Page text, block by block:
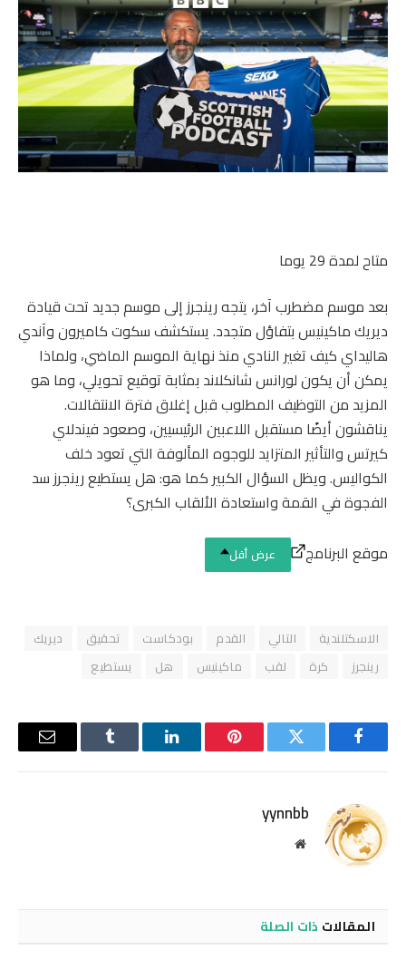
متاح لمدة 29 يوما
بعد موسم مضطرب آخر، يتجه رينجرز إلى موسم جديد تحت قيادة
ديريك ماكينيس بتفاؤل متجدد. يستكشف سكوت كاميرون وآندي
هاليداي كيف تغير النادي منذ نهاية الموسم الماضي، ولماذا
يمكن أن يكون لورانس شانكلاند بمثابة توقيع تحويلي، وما هو
المزيد من التوظيف المطلوب قبل إغلاق فترة الانتقالات.
يناقشون أيضًا مستقبل اللاعبين الرئيسيين، وصعود فيندلاي
كيرتس والتأثير المتزايد للوجوه المألوفة التي تعود خلف
الكواليس. ويظل السؤال الكبير كما هو: هل يستطيع رينجرز سد
الفجوة في القمة واستعادة الألقاب الكبرى؟
موقع البرنامج
عرض أقل
الاسكتلندية التالي القدم بودكاست تحقيق
ديريك
رينجرز
كرة لقب ماكينيس هل يستطيع
فيسبوك تويتر بينتيريستلينكدإن Tumblr
البريد
yynnbb
موقع
المقالات ذات الصلة